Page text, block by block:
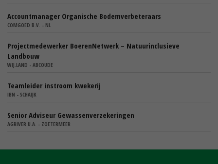
Accountmanager Organische Bodemverbeteraars
COMGOED B.V. - NL
Projectmedewerker BoerenNetwerk – Natuurinclusieve
Landbouw
WIJ.LAND - ABCOUDE
Teamleider instroom kwekerij
IBN - SCHAIJK
Senior Adviseur Gewassenverzekeringen
AGRIVER U.A. - ZOETERMEER